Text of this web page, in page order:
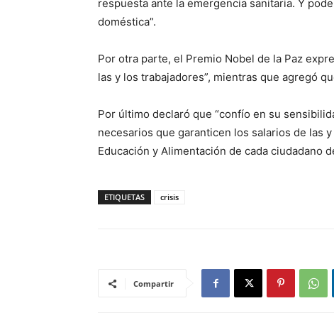
respuesta ante la emergencia sanitaria. Y
doméstica”.
Por otra parte, el Premio Nobel de la Paz
las y los trabajadores”, mientras que agregó
Por último declaró que “confío en su
necesarios que garanticen los salarios de las
Educación y Alimentación de cada ciudadano
ETIQUETAS crisis
Compartir